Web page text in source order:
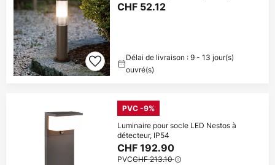
CHF 52.12
Délai de livraison : 9 - 13 jour(s)
ouvré(s)
PVC -9%
Luminaire pour socle LED Nestos à
détecteur, IP54
CHF 192.90
PVCCHF 213.10